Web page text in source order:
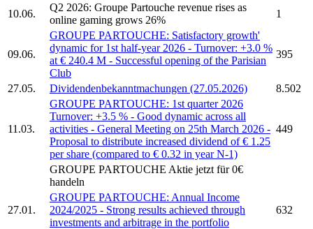
10.06.
Q2 2026: Groupe Partouche revenue rises as
online gaming grows 26%
1
09.06.
GROUPE PARTOUCHE: Satisfactory growth'
dynamic for 1st half-year 2026 - Turnover: +3.0 %
at € 240.4 M - Successful opening of the Parisian
Club
395
27.05. Dividendenbekanntmachungen (27.05.2026) 8.502
11.03.
GROUPE PARTOUCHE: 1st quarter 2026
Turnover: +3.5 % - Good dynamic across all
activities - General Meeting on 25th March 2026 -
Proposal to distribute increased dividend of € 1.25
per share (compared to € 0.32 in year N-1)
449
GROUPE PARTOUCHE Aktie jetzt für 0€
handeln
27.01.
GROUPE PARTOUCHE: Annual Income
2024/2025 - Strong results achieved through
investments and arbitrage in the portfolio
632